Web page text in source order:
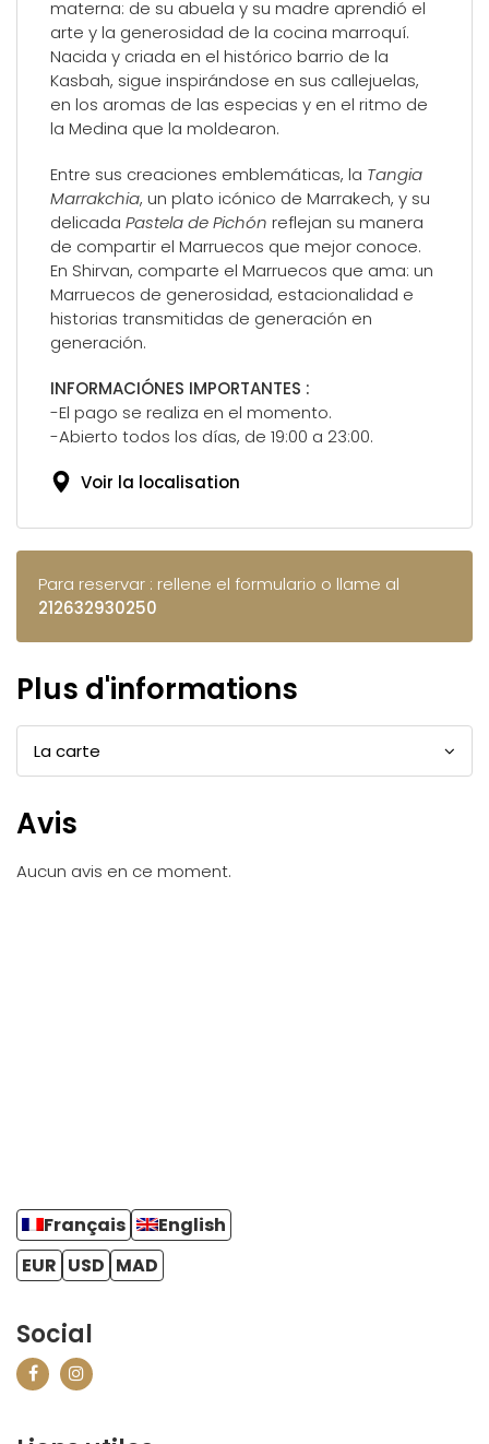
materna: de su abuela y su madre aprendió el
arte y la generosidad de la cocina marroquí.
Nacida y criada en el histórico barrio de la
Kasbah, sigue inspirándose en sus callejuelas,
en los aromas de las especias y en el ritmo de
la Medina que la moldearon.
Entre sus creaciones emblemáticas, la Tangia
Marrakchia, un plato icónico de Marrakech, y su
delicada Pastela de Pichón reflejan su manera
de compartir el Marruecos que mejor conoce.
En Shirvan, comparte el Marruecos que ama: un
Marruecos de generosidad, estacionalidad e
historias transmitidas de generación en
generación.
INFORMACIÓNES IMPORTANTES :
-El pago se realiza en el momento.
-Abierto todos los días, de 19:00 a 23:00.
Voir la localisation
Para reservar : rellene el formulario o llame al
212632930250
Plus d'informations
La carte
Avis
Aucun avis en ce moment.
Français
English
EUR USD MAD
Social